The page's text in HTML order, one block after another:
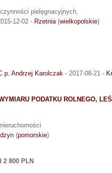
pielęgnacyjnych,
12-02 - Rzetnia(wielkopolskie)
p. Andrzej Karolczak - 2017-08-21 -
PODATKU ROLNEGO,
(pomorskie)
2 800 PLN